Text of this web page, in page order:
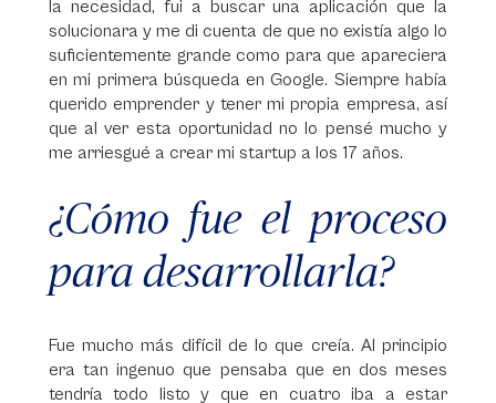
la necesidad, fui a buscar una aplicación que la
solucionara y me di cuenta de que no existía algo lo
suficientemente grande como para que apareciera
en mi primera búsqueda en Google. Siempre había
querido emprender y tener mi propia empresa, así
que al ver esta oportunidad no lo pensé mucho y
me arriesgué a crear mi startup a los 17 años.
¿Cómo fue el proceso
para desarrollarla?
Fue mucho más difícil de lo que creía. Al principio
era tan ingenuo que pensaba que en dos meses
tendría todo listo y que en cuatro iba a estar